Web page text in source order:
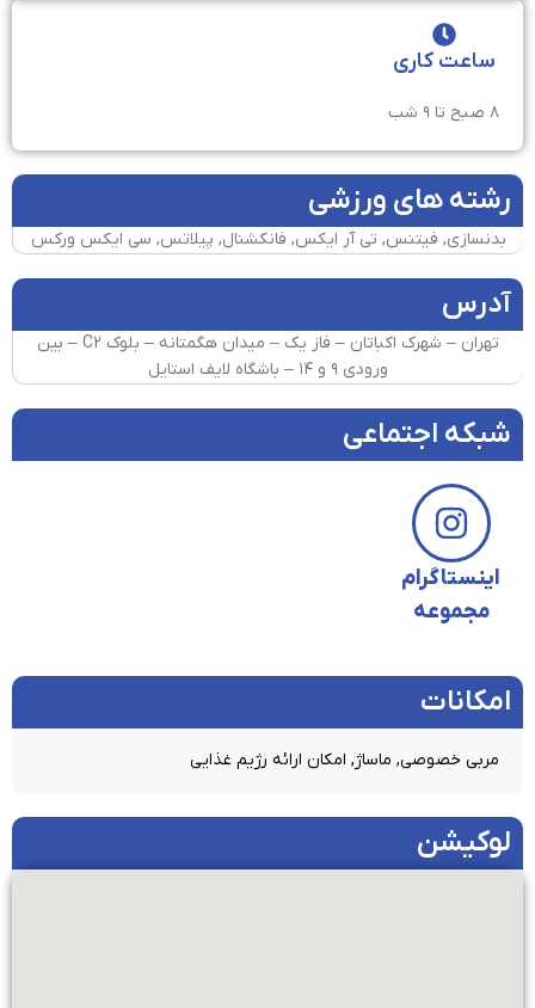
ساعت کاری
۸ صبح تا ۹ شب
رشته های ورزشی
بدنسازی, فیتنس, تی آر ایکس, فانکشنال, پیلاتس, سی ایکس ورکس
آدرس
تهران – شهرک اکباتان – فاز یک – میدان هگمتانه – بلوک C2 – بین
ورودی ۹ و ۱۴ – باشگاه لایف استایل
شبکه اجتماعی
اینستاگرام
مجموعه
امکانات​
مربی خصوصی, ماساژ, امکان ارائه رژیم غذایی
لوکیشن